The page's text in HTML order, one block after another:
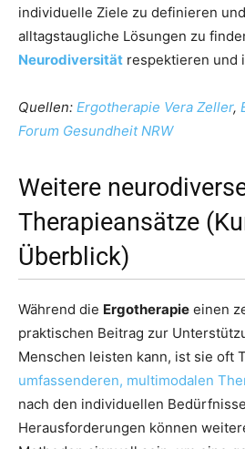
individuelle Ziele zu definieren
alltagstaugliche Lösungen zu
Neurodiversität respektieren und
Quellen: Ergotherapie Vera Zeller,
Forum Gesundheit NRW
Weitere
Therapieansätze
Überblick)
Während die Ergotherapie einen
praktischen Beitrag zur
Menschen leisten kann, ist sie oft
umfassenderen, multimodalen
nach den individuellen
Herausforderungen können